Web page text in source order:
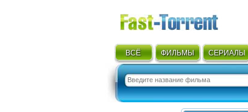
ВСЁ ФИЛЬМЫ СЕРИАЛЫ